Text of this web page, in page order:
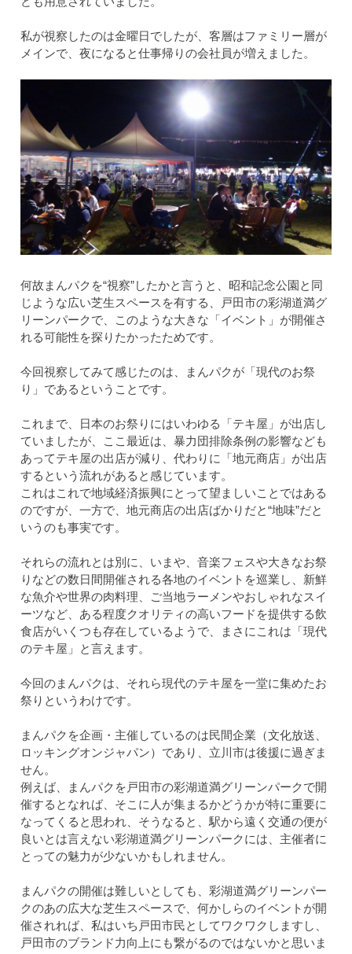
私が視察したのは金曜日でしたが、客層はファミリー層が
メインで、夜になると仕事帰りの会社員が増えました。
何故まんパクを“視察”したかと言うと、昭和記念公園と同
じような広い芝生スペースを有する、戸田市の彩湖道満グ
リーンパークで、このような大きな「イベント」が開催さ
れる可能性を探りたかったためです。
今回視察してみて感じたのは、まんパクが「現代のお祭
り」であるということです。
これまで、日本のお祭りにはいわゆる「テキ屋」が出店し
ていましたが、ここ最近は、暴力団排除条例の影響なども
あってテキ屋の出店が減り、代わりに「地元商店」が出店
するという流れがあると感じています。
これはこれで地域経済振興にとって望ましいことではある
のですが、一方で、地元商店の出店ばかりだと“地味”だと
いうのも事実です。
それらの流れとは別に、いまや、音楽フェスや大きなお祭
りなどの数日間開催される各地のイベントを巡業し、新鮮
な魚介や世界の肉料理、ご当地ラーメンやおしゃれなスイ
ーツなど、ある程度クオリティの高いフードを提供する飲
食店がいくつも存在しているようで、まさにこれは「現代
のテキ屋」と言えます。
今回のまんパクは、それら現代のテキ屋を一堂に集めたお
祭りというわけです。
まんパクを企画・主催しているのは民間企業（文化放送、
ロッキングオンジャパン）であり、立川市は後援に過ぎま
せん。
例えば、まんパクを戸田市の彩湖道満グリーンパークで開
催するとなれば、そこに人が集まるかどうかが特に重要に
なってくると思われ、そうなると、駅から遠く交通の便が
良いとは言えない彩湖道満グリーンパークには、主催者に
とっての魅力が少ないかもしれません。
まんパクの開催は難しいとしても、彩湖道満グリーンパー
クのあの広大な芝生スペースで、何かしらのイベントが開
催されれば、私はいち戸田市民としてワクワクしますし、
戸田市のブランド力向上にも繋がるのではないかと思いま